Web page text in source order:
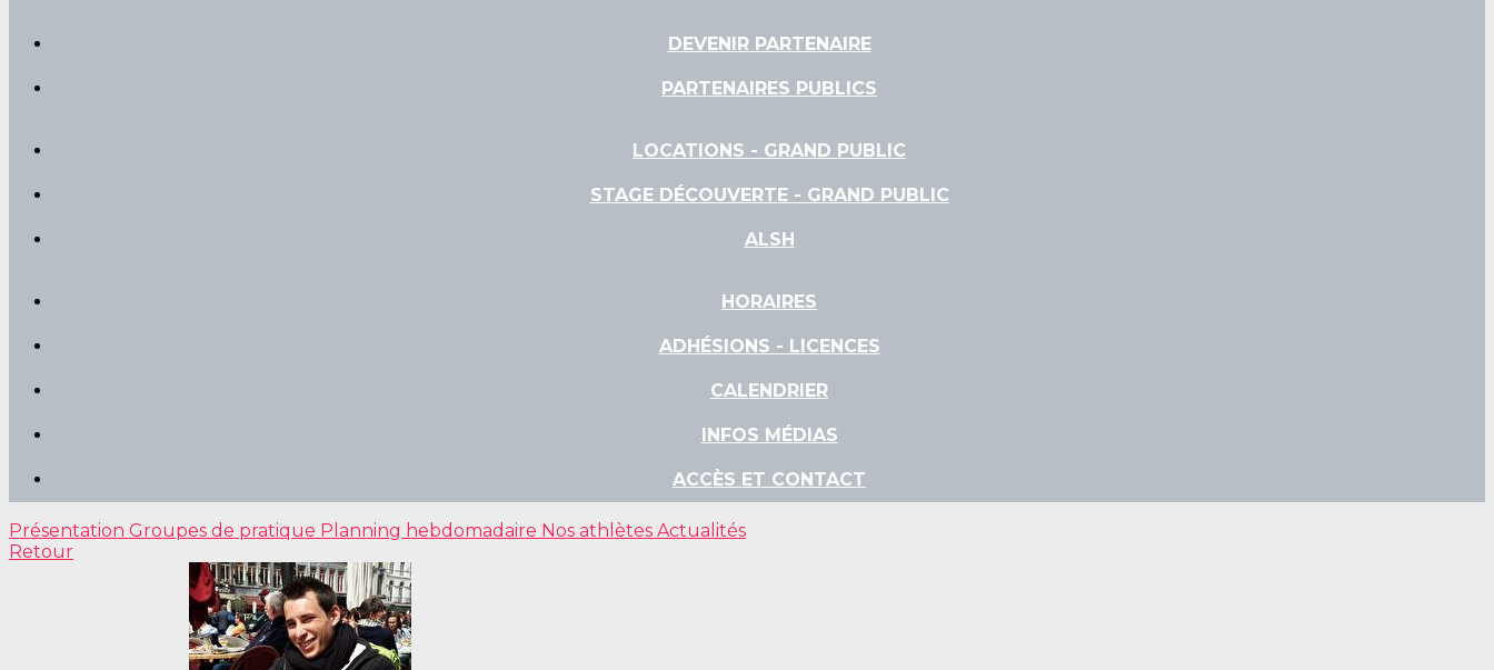
DEVENIR PARTENAIRE
PARTENAIRES PUBLICS
LOCATIONS - GRAND PUBLIC
STAGE DÉCOUVERTE - GRAND PUBLIC
ALSH
HORAIRES
ADHÉSIONS - LICENCES
CALENDRIER
INFOS MÉDIAS
ACCÈS ET CONTACT
Présentation Groupes de pratique Planning hebdomadaire Nos athlètes Actualités
Retour